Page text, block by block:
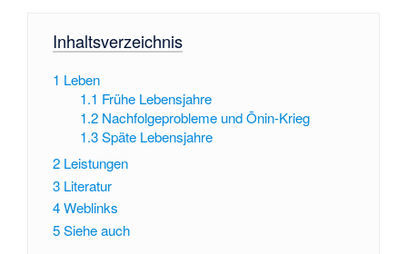
Inhaltsverzeichnis
1 Leben
1.1 Frühe Lebensjahre
1.2 Nachfolgeprobleme und Ōnin-Krieg
1.3 Späte Lebensjahre
2 Leistungen
3 Literatur
4Weblinks
5Siehe auch